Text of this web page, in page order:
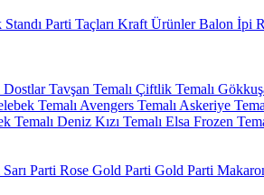
Parti Taçları Kraft ÜrünlerBalon İpi
DostlarTavşan Temalı Çiftlik Temalı
Temalı Avengers Temalı Askeriye
Temalı Deniz Kızı Temalı Elsa Frozen
Sarı Parti Rose Gold Parti Gold Parti